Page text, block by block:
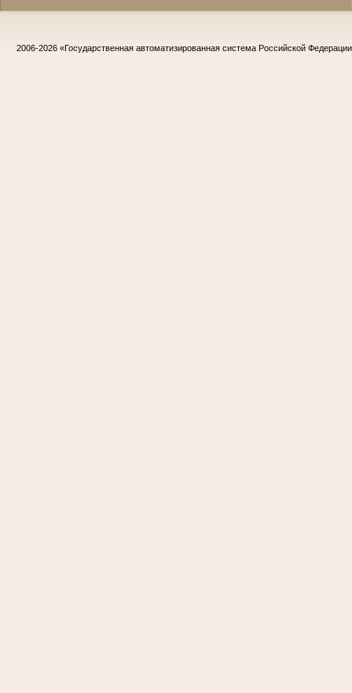
2006-2026 «Государственная автоматизированная система Российской